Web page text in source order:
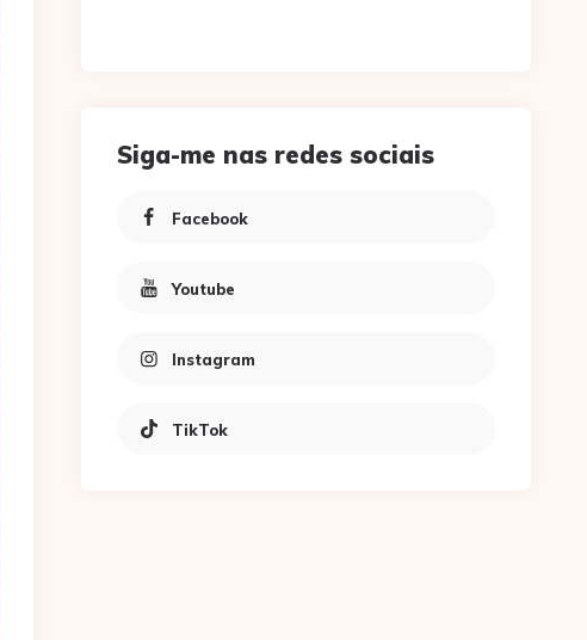
Siga-me nas redes sociais
Facebook
Youtube
Instagram
TikTok